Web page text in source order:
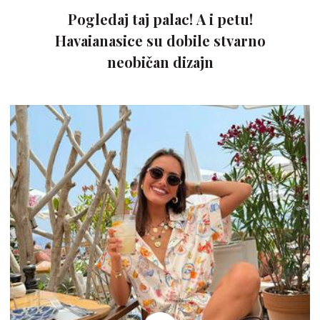
Pogledaj taj palac! A i petu!
Havaianasice su dobile stvarno
neobičan dizajn